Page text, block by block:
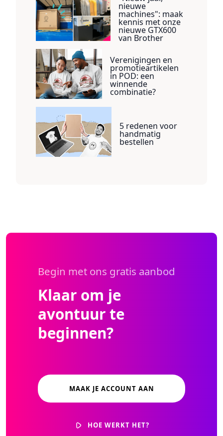
nieuwe
machines": maak
kennis met onze
nieuwe GTX600
van Brother
Verenigingen en
promotieartikelen
in POD: een
winnende
combinatie?
5 redenen voor
handmatig
bestellen
Begin met ons gratis aanbod
Klaar om je
avontuur te
beginnen?
MAAK JE ACCOUNT AAN
HOE WERKT HET?